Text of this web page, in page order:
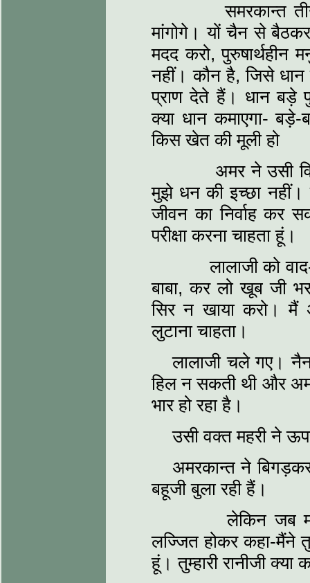
समरकान्त तीखे
मांगोगे। यों चैन से
मदद करो,
नहीं। कौन है, जिसे धान
प्राण देते हैं। धान बड़े
क्या धान कमाएगा-
किस खेत की मूली हो
अमर ने उसी
मुझे धन की इच्छा नहीं।
जीवन का निर्वाह
परीक्षा करना चाहता हूं।
लालाजी को वाद-
बाबा, कर लो खूब जी
सिर न खाया करो। मैं
लुटाना चाहता।
लालाजी चले गए।
हिल न सकती थी और
भार हो रहा है।
उसी वक्त महरी ने
अमरकान्त ने
बहूजी बुला रही हैं।
लेकिन जब
लज्जित होकर कहा-मैंने
हूं। तुम्हारी रानीजी क्या